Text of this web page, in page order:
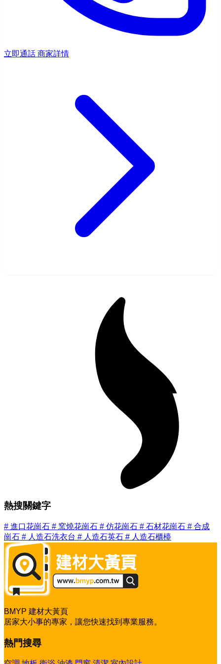
立即通話 商家詳情
熱搜關鍵字
# 進口花崗石 # 窯燒花崗石 # 仿花崗石 # 石材花崗石 # 合成
崗石 # 人造石洗衣台 # 人造石英石 # 人造石櫃檯
BMYP 建材大黃頁
居家大小事的專家，讓您快速找到專業服務。
熱門搜尋